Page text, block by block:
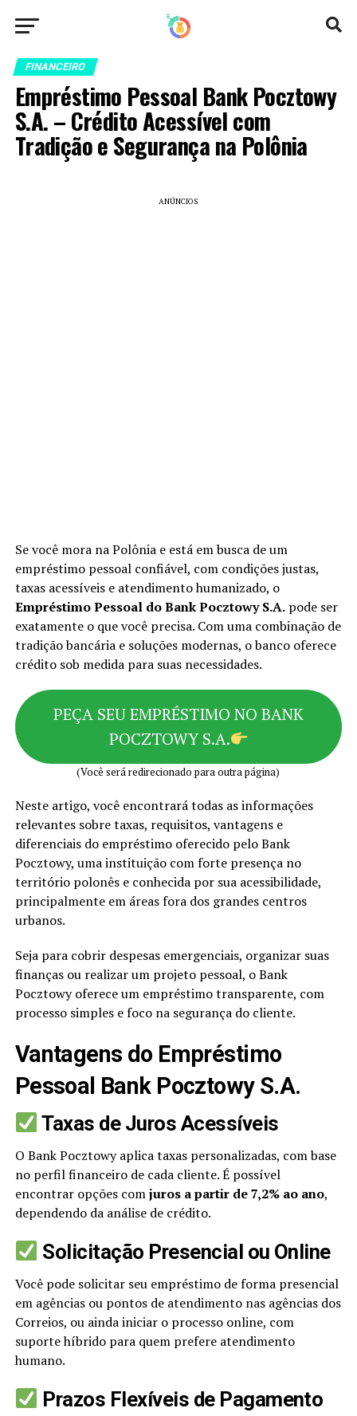
FINANCEIRO
Empréstimo Pessoal Bank Pocztowy
S.A. – Crédito Acessível com
Tradição e Segurança na Polônia
ANÚNCIOS
Se você mora na Polônia e está em busca de um
empréstimo pessoal confiável, com condições justas,
taxas acessíveis e atendimento humanizado, o
Empréstimo Pessoal do Bank Pocztowy S.A.pode ser
exatamente o que você precisa. Com uma combinação de
tradição bancária e soluções modernas, o banco oferece
crédito sob medida para suas necessidades.
PEÇA SEU EMPRÉSTIMO NO BANK
POCZTOWY S.A.
(Você será redirecionado para outra página)
Neste artigo, você encontrará todas as informações
relevantes sobre taxas, requisitos, vantagens e
diferenciais do empréstimo oferecido pelo Bank
Pocztowy, uma instituição com forte presença no
território polonês e conhecida por sua acessibilidade,
principalmente em áreas fora dos grandes centros
urbanos.
Seja para cobrir despesas emergenciais, organizar suas
finanças ou realizar um projeto pessoal, o Bank
Pocztowy oferece um empréstimo transparente, com
processo simples e foco na segurança do cliente.
Vantagens do Empréstimo
Pessoal Bank Pocztowy S.A.
Taxas de Juros Acessíveis
O Bank Pocztowy aplica taxas personalizadas, com base
no perfil financeiro de cada cliente. É possível
encontrar opções comjuros a partir de 7,2% ao ano,
dependendo da análise de crédito.
Solicitação Presencial ou Online
Você pode solicitar seu empréstimo de forma presencial
em agências ou pontos de atendimento nas agências dos
Correios, ou ainda iniciar o processo online, com
suporte híbrido para quem prefere atendimento
humano.
Prazos Flexíveis de Pagamento